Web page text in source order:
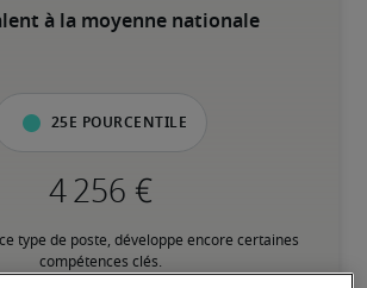
à la moyenne nationale
25e pourcentile
type de poste, développe encore certaines
compétences clés.